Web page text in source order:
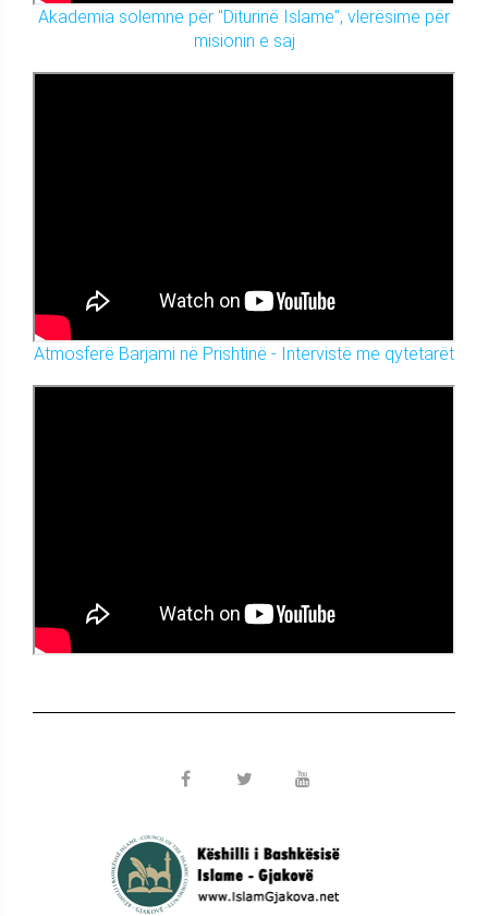
Akademia solemne për "Diturinë Islame", vlerësime për
misionin e saj
Atmosferë Barjami në Prishtinë - Intervistë me qytetarët